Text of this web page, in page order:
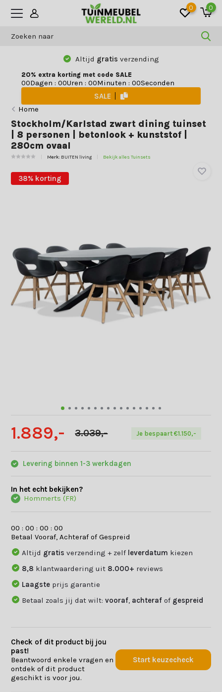
0 0
Altijd gratis verzending
20% extra korting met code SALE
00Dagen : 00Uren : 00Minuten : 00Seconden
SALE
Home
Stockholm/Karlstad zwart dining tuinset
| 8 personen | betonlook + kunststof |
280cm ovaal
Merk: BUITEN living Bekijk alles Tuinsets
38% korting
1.889,- 3.039,- Je bespaart €1.150,-
Levering binnen 1-3 werkdagen
In het echt bekijken?
Hommerts (FR)
00 :00 :00 :00
Betaal Vooraf, Achteraf of Gespreid
Altijd gratisverzending + zelf leverdatum kiezen
8,8 klantwaardering uit 8.000+ reviews
Laagste prijs garantie
Betaal zoals jij dat wilt:vooraf achteraf of gespreid
Check of dit product bij jou
past!
Beantwoord enkele vragen en
ontdek of dit product
geschikt is voor jou.
Start keuzecheck